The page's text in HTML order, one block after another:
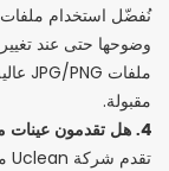
وضوحها حتى عند
مقبولة.
4. هل تقدمون عينات مجانية من أكياس غسيل الملابس الفندقية؟